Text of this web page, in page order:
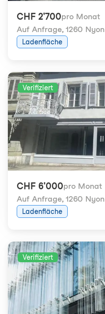
CHF 2'700pro Monat
Auf Anfrage, 1260 Nyon
Ladenfläche
Verifiziert
CHF 6'000pro Monat
Auf Anfrage, 1260 Nyon
Ladenfläche
Verifiziert